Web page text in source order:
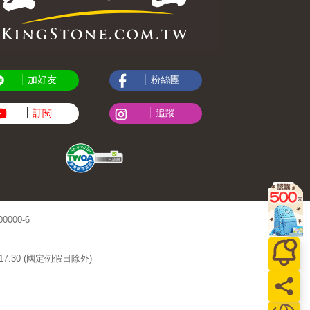
加好友
訂閱
粉絲團
追蹤
6
(國定例假日除外)